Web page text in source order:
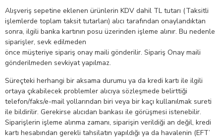
Alışveriş sepetine eklenen ürünlerin KDV dahil TL tutarı (Taksitli
işlemlerde toplam taksit tutarları) alıcı tarafından onaylandıktan
sonra, ilgili banka kartının posu üzerinden işleme alınır. Bu nedenle
siparişler, sevk edilmeden
önce müşteriye sipariş onay maili gönderilir. Sipariş Onay maili
gönderilmeden sevkiyat yapılmaz.
Süreçteki herhangi bir aksama durumu ya da kredi kartı ile ilgili
ortaya çıkabilecek problemler alıcıya sözleşmede belirttiği
telefon/faks/e-mail yollarından biri veya bir kaçı kullanılmak sureti
ile bildirilir. Gerekirse alıcıdan bankası ile görüşmesi istenebilir.
Siparişlerin işleme alınma zamanı, siparişin verildiği an değil, kredi
kartı hesabından gerekli tahsilatın yapıldığı ya da havalenin (EFT’